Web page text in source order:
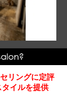
リングに定評
イルを提供